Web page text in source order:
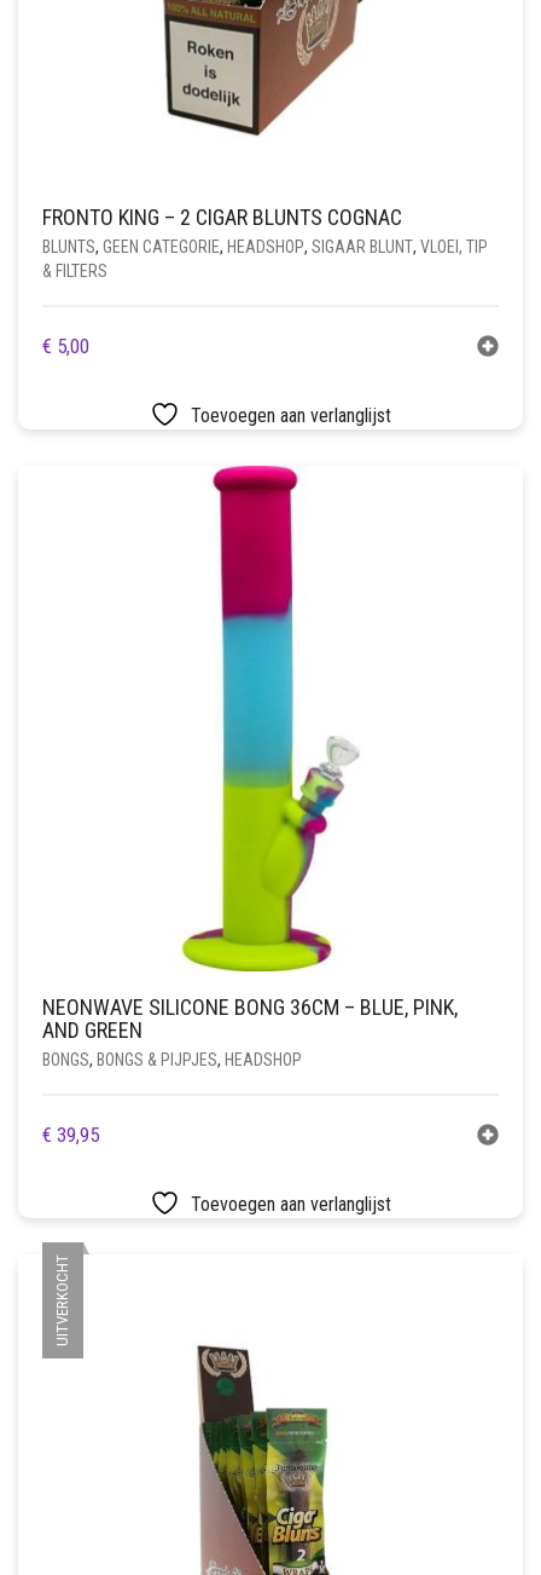
FRONTO KING – 2 CIGAR BLUNTS COGNAC
BLUNTS, GEEN CATEGORIE, HEADSHOP, SIGAAR BLUNT, VLOEI, TIP
& FILTERS
€ 5,00
Toevoegen aan verlanglijst
NEONWAVE SILICONE BONG 36CM – BLUE, PINK,
AND GREEN
BONGS, BONGS & PIJPJES, HEADSHOP
€ 39,95
Toevoegen aan verlanglijst
UITVERKOCHT